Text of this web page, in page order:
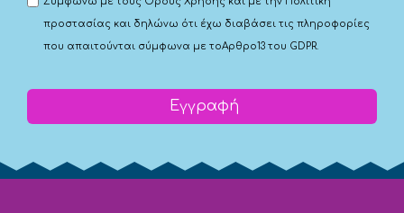
προστασίας και δηλώνω ότι έχω διαβάσει τις πληροφορίες
που απαιτούνται σύμφωνα με τοΑρθρο13 του GDPR.
Εγγραφή